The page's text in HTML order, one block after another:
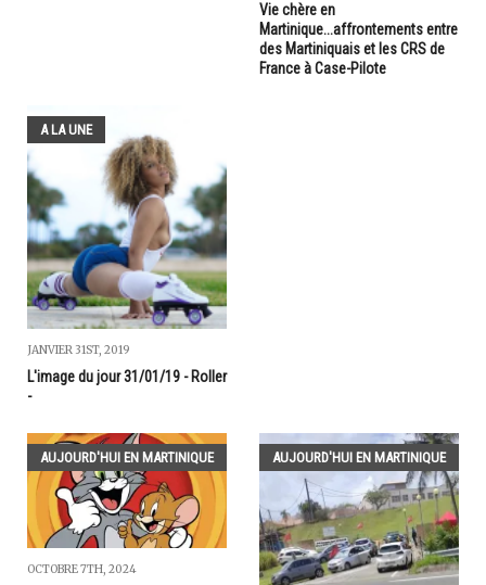
Vie chère en
Martinique...affrontements entre
des Martiniquais et les CRS de
France à Case-Pilote
A LA UNE
JANVIER 31ST, 2019
L'image du jour 31/01/19 - Roller
-
AUJOURD'HUI EN MARTINIQUE
OCTOBRE 7TH, 2024
AUJOURD'HUI EN MARTINIQUE